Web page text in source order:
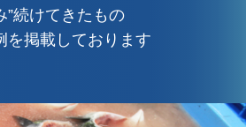
”続けてきたもの
を掲載しております